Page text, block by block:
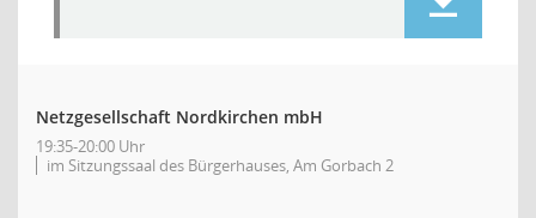
Netzgesellschaft Nordkirchen mbH
19:35-20:00 Uhr
im Sitzungssaal des Bürgerhauses, Am Gorbach 2